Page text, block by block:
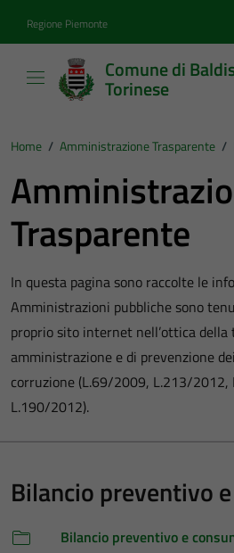
Regione Piemonte
Comune di
Torinese
Home / Amministrazione Trasparente /
Trasparente
In questa pagina sono raccolte le
Amministrazioni pubbliche sono
proprio sito internet nell’ottica della
amministrazione e di prevenzione
corruzione (L.69/2009, L.213/2012,
L.190/2012).
Bilancio preventivo
Bilancio preventivo e